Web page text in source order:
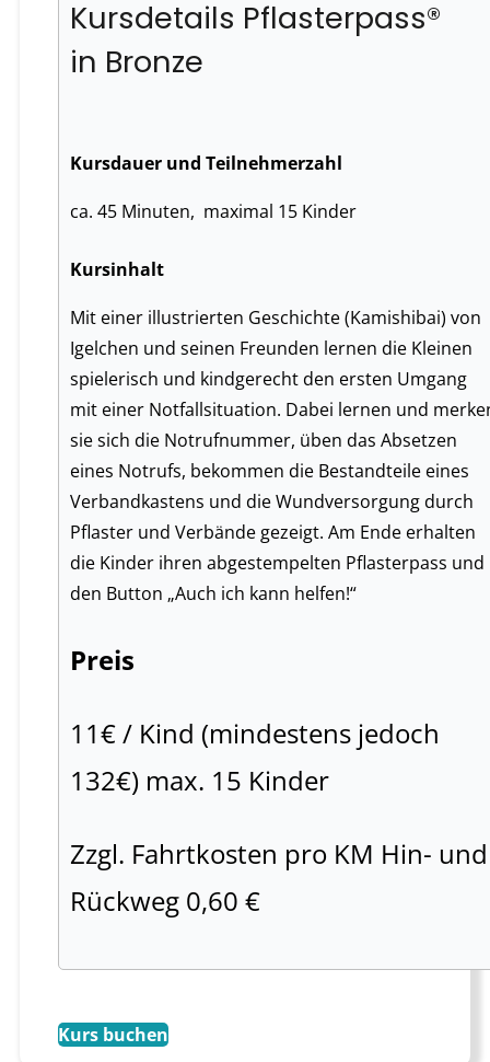
Kursdetails Pflasterpass®
in Bronze
Kursdauer und Teilnehmerzahl
ca. 45 Minuten, maximal 15 Kinder
Kursinhalt
Mit einer illustrierten Geschichte (Kamishibai) von
Igelchen und seinen Freunden lernen die Kleinen
spielerisch und kindgerecht den ersten Umgang
mit einer Notfallsituation. Dabei lernen und
sie sich die Notrufnummer, üben das Absetzen
eines Notrufs, bekommen die Bestandteile eines
Verbandkastens und die Wundversorgung durch
Pflaster und Verbände gezeigt. Am Ende erhalten
die Kinder ihren abgestempelten Pflasterpass und
den Button „Auch ich kann helfen!“
Preis
11€ / Kind (mindestens jedoch
132€) max. 15 Kinder
Zzgl. Fahrtkosten pro KM Hin- und
Rückweg 0,60 €
Kurs buchen